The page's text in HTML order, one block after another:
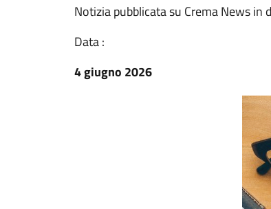
Notizia pubblicata su Crema News in
Data :
4 giugno 2026